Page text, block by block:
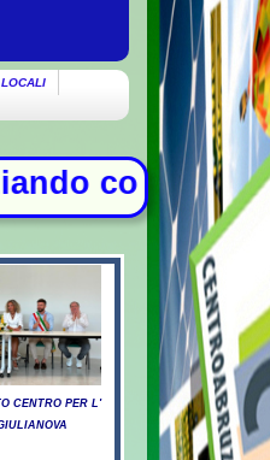
CENTRO PER L'